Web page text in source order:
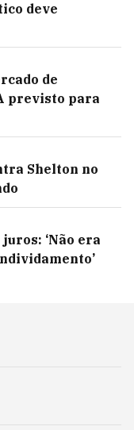
deve
de
previsto para
Shelton no
‘Não era